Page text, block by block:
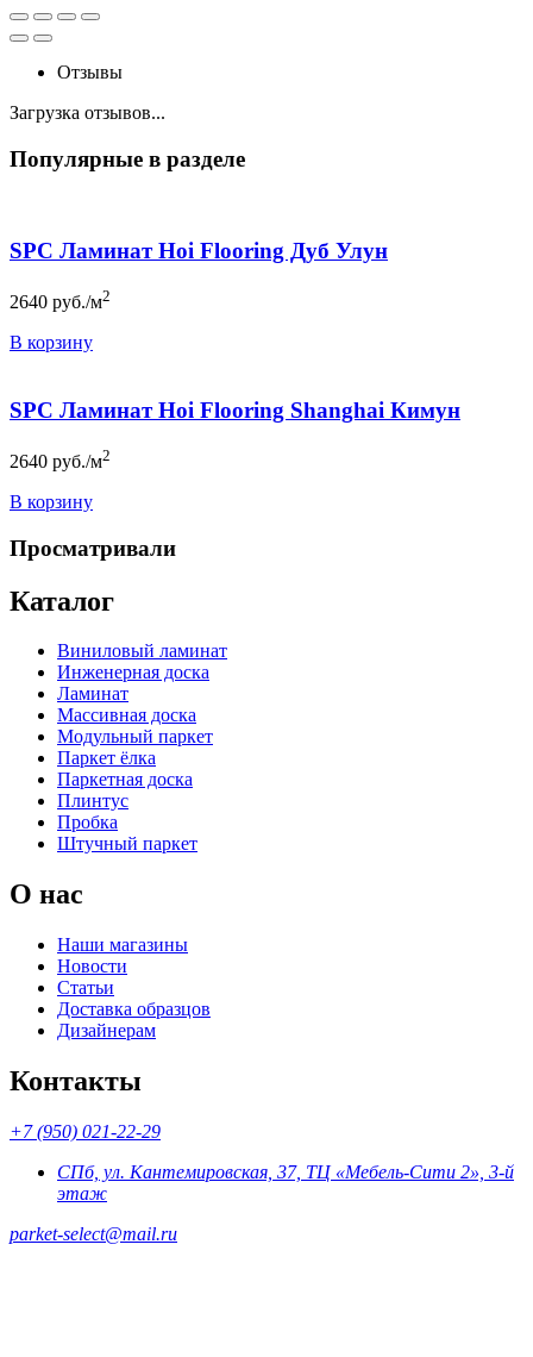
Отзывы
Загрузка отзывов...
Популярные в разделе
SPC Ламинат Hoi Flooring Дуб Улун
2640 руб./м2
В корзину
SPC Ламинат Hoi Flooring Shanghai Кимун
2640 руб./м2
В корзину
Просматривали
Каталог
Виниловый ламинат
Инженерная доска
Ламинат
Массивная доска
Модульный паркет
Паркет ёлка
Паркетная доска
Плинтус
Пробка
Штучный паркет
О нас
Наши магазины
Новости
Статьи
Доставка образцов
Дизайнерам
Контакты
+7 (950) 021-22-29
СПб, ул. Кантемировская, 37, ТЦ «Мебель-Сити 2», 3-й
этаж
parket-select@mail.ru